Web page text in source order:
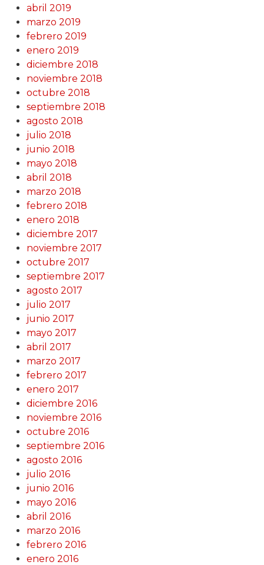
abril 2019
marzo 2019
febrero 2019
enero 2019
diciembre 2018
noviembre 2018
octubre 2018
septiembre 2018
agosto 2018
julio 2018
junio 2018
mayo 2018
abril 2018
marzo 2018
febrero 2018
enero 2018
diciembre 2017
noviembre 2017
octubre 2017
septiembre 2017
agosto 2017
julio 2017
junio 2017
mayo 2017
abril 2017
marzo 2017
febrero 2017
enero 2017
diciembre 2016
noviembre 2016
octubre 2016
septiembre 2016
agosto 2016
julio 2016
junio 2016
mayo 2016
abril 2016
marzo 2016
febrero 2016
enero 2016